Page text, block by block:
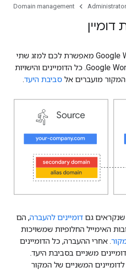
Domain management
העברת דומיין ב-Google Workspace מאפשרת לכם למזג שתי
סביבות נפרדות של Google Workspace. כל הדומיינים והישויות
מועברים אל סביבת היעד.
שנקראים גם דומיינים להעברה, הם
האימייל החלופיות שמשויכות
. אחרי ההעברה, כל הדומיינים
משניים בסביבת היעד.
לדומיינים המשניים של המקור